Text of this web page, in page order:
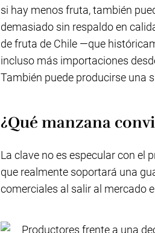
si hay menos fruta, también
demasiado sin respaldo en
de fruta de Chile —que
incluso más importaciones
También puede producirse una
¿Qué manzana
La clave no es especular con el
que realmente soportará una
comerciales al salir al mercado